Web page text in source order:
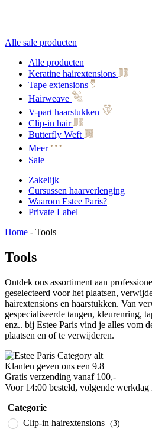
Alle sale producten
Alle producten
Keratine hairextensions
Tape extensions
Hairweave
V-part haarstukken
Clip-in hair
Butterfly Weft
Meer
Sale
Zakelijk
Cursussen haarverlenging
Waarom Estee Paris?
Private Label
Home - Tools
Tools
Ontdek ons assortiment aan
geselecteerd voor het plaatsen,
hairextensions en haarstukken. Van
gespecialiseerde tangen, kleurenring,
enz.. bij Estee Paris vind je alles vom
plaatsen en of te verwijderen.
Klanten geven ons een 9.8
Gratis verzending vanaf 100,-
Voor 14:00 besteld, volgende werkdag
Categorie
Clip-in hairextensions (3)